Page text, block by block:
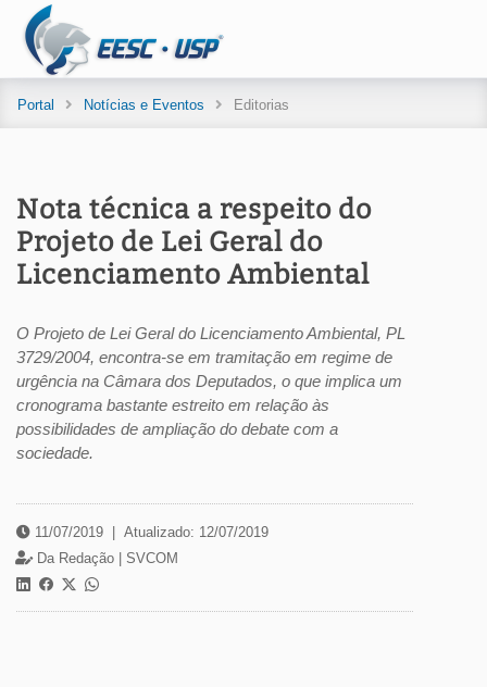
Portal Notícias e Eventos Editorias
Nota técnica a respeito do
Projeto de Lei Geral do
Licenciamento Ambiental
O Projeto de Lei Geral do Licenciamento Ambiental, PL
3729/2004, encontra-se em tramitação em regime de
urgência na Câmara dos Deputados, o que implica um
cronograma bastante estreito em relação às
possibilidades de ampliação do debate com a
sociedade.
11/07/2019
Atualizado: 12/07/2019
Da Redação | SVCOM